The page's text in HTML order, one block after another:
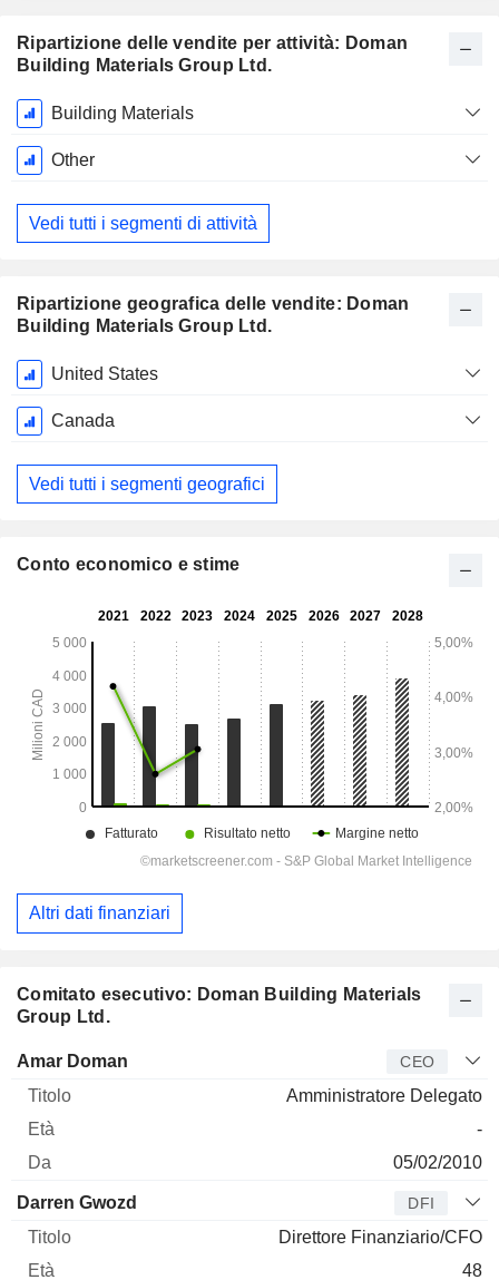
Ripartizione delle vendite per attività: Doman
Building Materials Group Ltd.
Periodo
Fiscale:
Dicembre
Building Materials
Other
Vedi tutti i segmenti di attività
Ripartizione geografica delle vendite: Doman
Building Materials Group Ltd.
Periodo
Fiscale:
Dicembre
United States
Canada
Vedi tutti i segmenti geografici
Comitato esecutivo: Doman Building Materials
Group Ltd.
Manager Titolo
Amar Doman CEO
Amministratore Delegato
-
05/02/2010
Darren Gwozd DFI
Direttore Finanziario/CFO
48
Conto economico e stime
Altri dati finanziari